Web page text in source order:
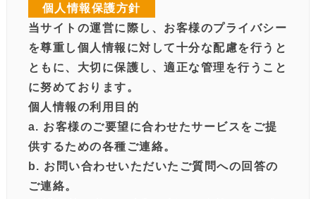
個人情報保護方針
当サイトの運営に際し、お客様のプライバシー
を尊重し個人情報に対して十分な配慮を行うと
ともに、大切に保護し、適正な管理を行うこと
に努めております。
個人情報の利用目的
a. お客様のご要望に合わせたサービスをご提
供するための各種ご連絡。
b. お問い合わせいただいたご質問への回答の
ご連絡。